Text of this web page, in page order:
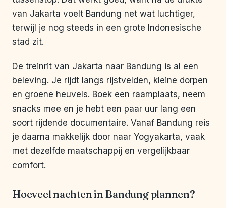
van Jakarta voelt Bandung net wat luchtiger,
terwijl je nog steeds in een grote Indonesische
stad zit.
De treinrit van Jakarta naar Bandung is al een
beleving. Je rijdt langs rijstvelden, kleine dorpen
en groene heuvels. Boek een raamplaats, neem
snacks mee en je hebt een paar uur lang een
soort rijdende documentaire. Vanaf Bandung reis
je daarna makkelijk door naar Yogyakarta, vaak
met dezelfde maatschappij en vergelijkbaar
comfort.
Hoeveel nachten in Bandung plannen?